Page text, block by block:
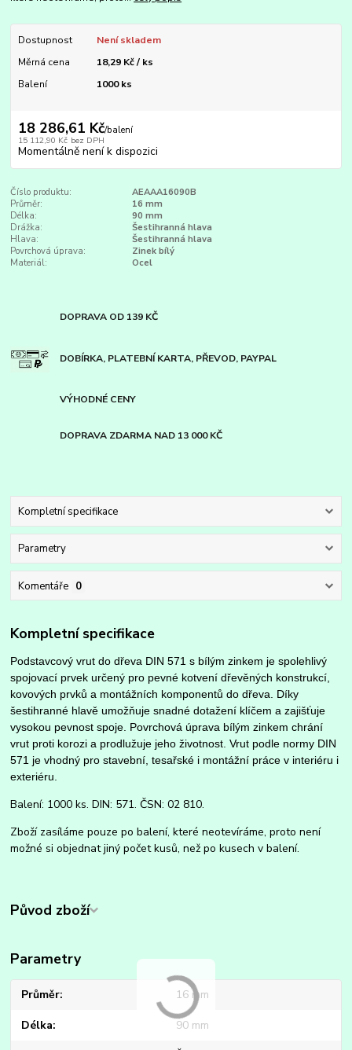
Dostupnost
Není skladem
Měrná cena
18,29 Kč / ks
Balení
1000 ks
18 286,61 Kč/balení
15 112,90 Kč bez DPH
Momentálně není k dispozici
Číslo produktu:
AEAAA16090B
Průměr:
16 mm
Délka:
90 mm
Drážka:
Šestihranná hlava
Hlava:
Šestihranná hlava
Povrchová úprava:
Zinek bílý
Materiál:
Ocel
DOPRAVA OD 139 KČ
DOBÍRKA, PLATEBNÍ KARTA, PŘEVOD, PAYPAL
VÝHODNÉ CENY
DOPRAVA ZDARMA NAD 13 000 KČ
Kompletní specifikace
Parametry
Komentáře 0
Kompletní specifikace
Podstavcový vrut do dřeva DIN 571 s bílým zinkem je spolehlivý
spojovací prvek určený pro pevné kotvení dřevěných konstrukcí,
kovových prvků a montážních komponentů do dřeva. Díky
šestihranné hlavě umožňuje snadné dotažení klíčem a zajišťuje
vysokou pevnost spoje. Povrchová úprava bílým zinkem chrání
vrut proti korozi a prodlužuje jeho životnost. Vrut podle normy DIN
571 je vhodný pro stavební, tesařské i montážní práce v interiéru i
exteriéru.
Balení: 1000 ks. DIN: 571. ČSN: 02 810.
Zboží zasíláme pouze po balení, které neotevíráme, proto není
možné si objednat jiný počet kusů, než po kusech v balení.
Původ zboží
Parametry
Průměr 16 mm
Délka 90 mm